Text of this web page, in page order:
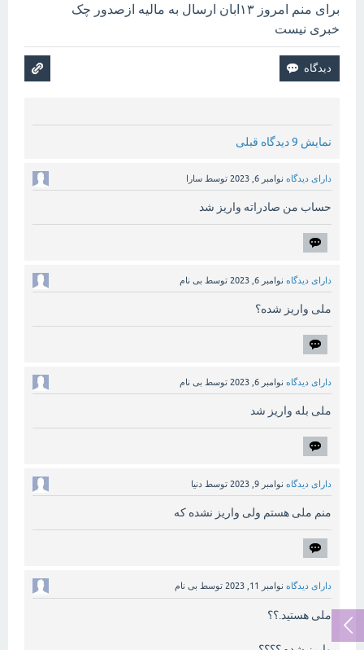
برای منم امروز ۱۳ابان ارسال به مالیه ازصدور چک
خبری نیست
نمایش 9 دیدگاه قبلی
دارای دیدگاه نوامبر 6, 2023 توسط سارا
حساب من صادراته واریز شد
دارای دیدگاه نوامبر 6, 2023 توسط بی نام
ملی واریز شده؟
دارای دیدگاه نوامبر 6, 2023 توسط بی نام
ملی بله واریز شد
دارای دیدگاه نوامبر 9, 2023 توسط دنیا
منم ملی هستم ولی واریز نشده که
دارای دیدگاه نوامبر 11, 2023 توسط بی نام
ملی هستید.؟؟